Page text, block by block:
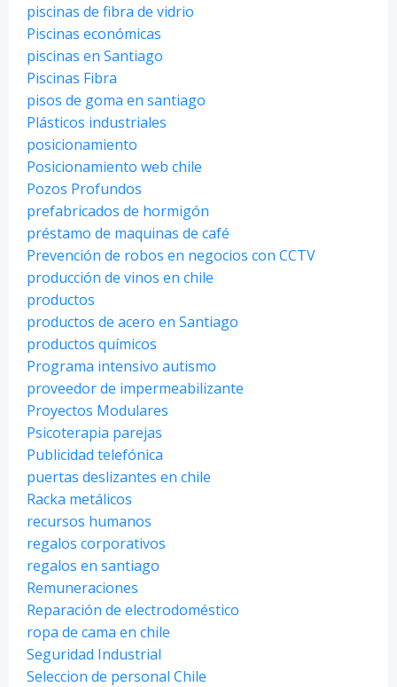
piscinas de fibra de vidrio
Piscinas económicas
piscinas en Santiago
Piscinas Fibra
pisos de goma en santiago
Plásticos industriales
posicionamiento
Posicionamiento web chile
Pozos Profundos
prefabricados de hormigón
préstamo de maquinas de café
Prevención de robos en negocios con CCTV
producción de vinos en chile
productos
productos de acero en Santiago
productos químicos
Programa intensivo autismo
proveedor de impermeabilizante
Proyectos Modulares
Psicoterapia parejas
Publicidad telefónica
puertas deslizantes en chile
Racka metálicos
recursos humanos
regalos corporativos
regalos en santiago
Remuneraciones
Reparación de electrodoméstico
ropa de cama en chile
Seguridad Industrial
Seleccion de personal Chile